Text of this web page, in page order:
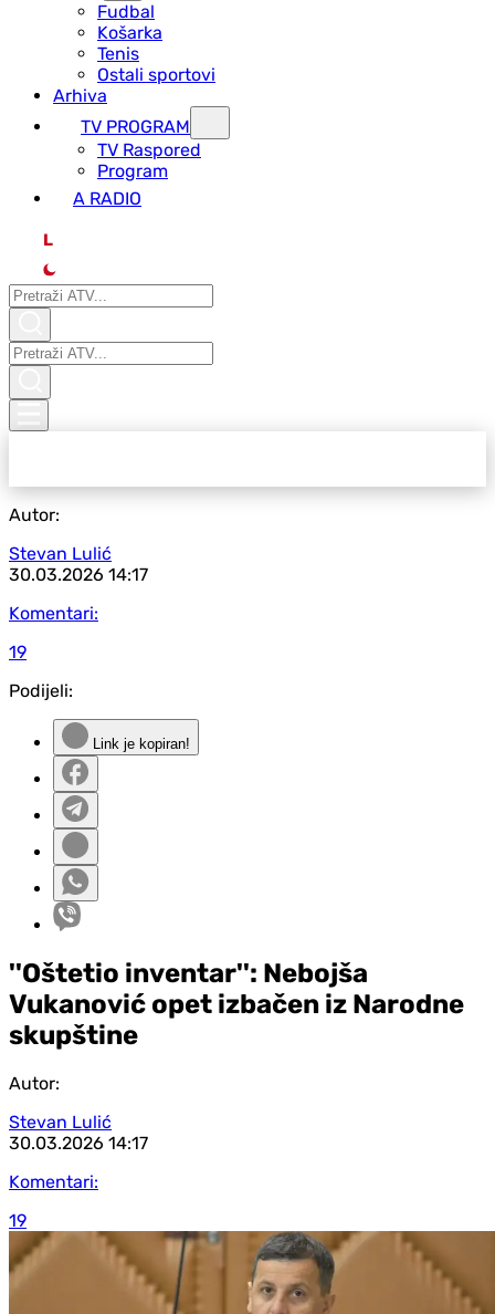
Fudbal
Košarka
Tenis
Ostali sportovi
Arhiva
TV PROGRAM
ТV Raspored
Program
A RADIO
L
Autor:
Stevan Lulić
30.03.2026 14:17
Komentari:
19
Podijeli:
Link je kopiran!
''Oštetio inventar'': Nebojša
Vukanović opet izbačen iz Narodne
skupštine
Autor:
Stevan Lulić
30.03.2026 14:17
Komentari:
19